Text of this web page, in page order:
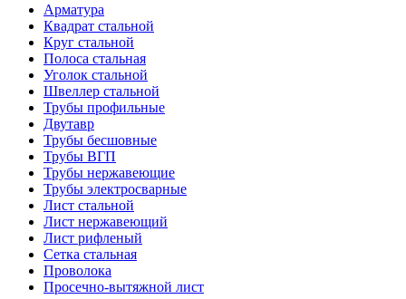
Арматура
Квадрат стальной
Круг стальной
Полоса стальная
Уголок стальной
Швеллер стальной
Трубы профильные
Двутавр
Трубы бесшовные
Трубы ВГП
Трубы нержавеющие
Трубы электросварные
Лист стальной
Лист нержавеющий
Лист рифленый
Сетка стальная
Проволока
Просечно-вытяжной лист